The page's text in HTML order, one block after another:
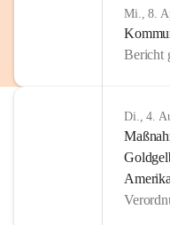
Mi., 8.
Bericht
Di., 4.